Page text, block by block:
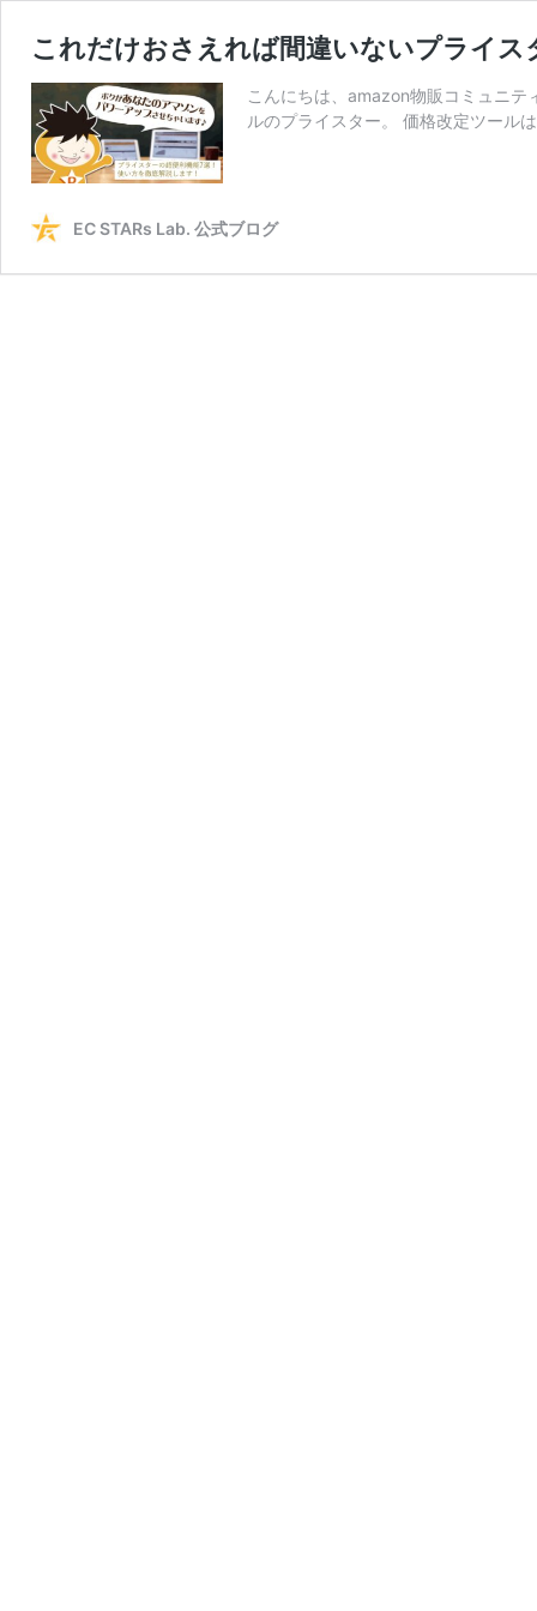
これだけおさえれば間違いないプライス
こんにちは、amazon物販コミュニ
ルのプライスター。 価格改定ツール
EC STARs Lab. 公式ブログ